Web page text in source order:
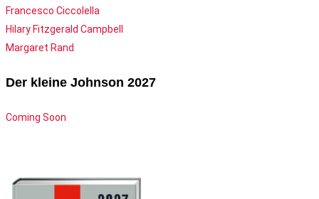
Francesco Ciccolella
Hilary Fitzgerald Campbell
Margaret Rand
Der kleine Johnson 2027
Coming Soon